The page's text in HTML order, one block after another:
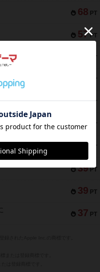
68 PT
57 PT
PT
生きている～
PT
50 PT
42 PT
42 PT
ット
39 PT
39 PT
37 PT